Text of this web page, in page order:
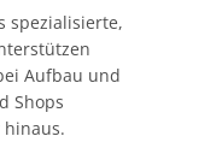
spezialisierte,
Aufbau und
Shops